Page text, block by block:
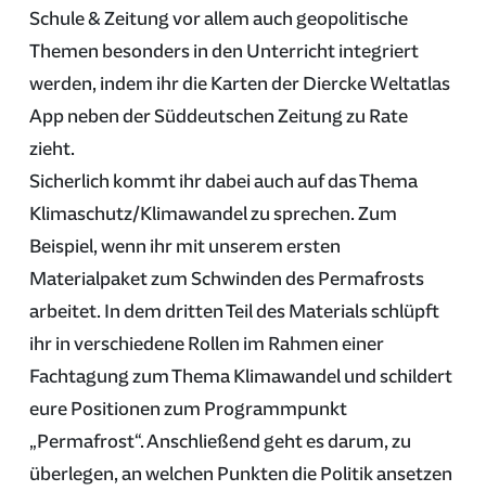
Schule & Zeitung vor allem auch geopolitische
Themen besonders in den Unterricht integriert
werden, indem ihr die Karten der Diercke Weltatlas
App neben der Süddeutschen Zeitung zu Rate
zieht.
Sicherlich kommt ihr dabei auch auf das Thema
Klimaschutz/Klimawandel zu sprechen. Zum
Beispiel, wenn ihr mit unserem ersten
Materialpaket zum Schwinden des Permafrosts
arbeitet. In dem dritten Teil des Materials schlüpft
ihr in verschiedene Rollen im Rahmen einer
Fachtagung zum Thema Klimawandel und schildert
eure Positionen zum Programmpunkt
„Permafrost“. Anschließend geht es darum, zu
überlegen, an welchen Punkten die Politik ansetzen